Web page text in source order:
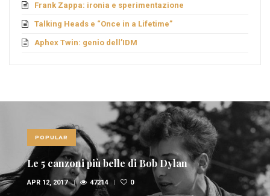
Frank Zappa: ironia e sperimentazione
Talking Heads e “Once in a Lifetime”
Aphex Twin: genio dell’IDM
POPULAR
Le 5 canzoni più belle di Bob Dylan
APR 12, 2017 47214 0